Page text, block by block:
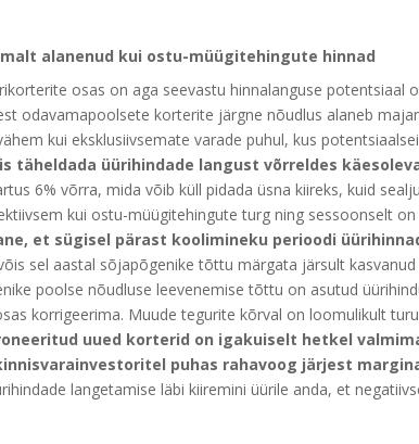
alanenud kui ostu-müügitehingute hinnad
osas on aga seevastu hinnalanguse potentsiaal
odavamapoolsete korterite järgne nõudlus alaneb
kui eksklusiivsemate varade puhul, kus
täheldada üürihindade langust võrreldes
6% võrra, mida võib küll pidada üsna kiireks, kuid
kui ostu-müügitehingute turg ning sessoonselt
et sügisel pärast koolimineku perioodi
sel aastal sõjapõgenike tõttu märgata järsult
poolse nõudluse leevenemise tõttu on asutud
korrigeerima. Muude tegurite kõrval on loomulikult
uued korterid on igakuiselt hetkel
puhas rahavoog järjest
langetamise läbi kiiremini üürile anda, et